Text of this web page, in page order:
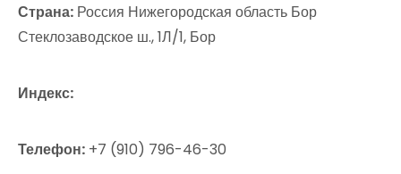
Страна: Россия Нижегородская область Бор
Стеклозаводское ш., 1Л/1, Бор
Индекс:
Телефон: +7 (910) 796-46-30